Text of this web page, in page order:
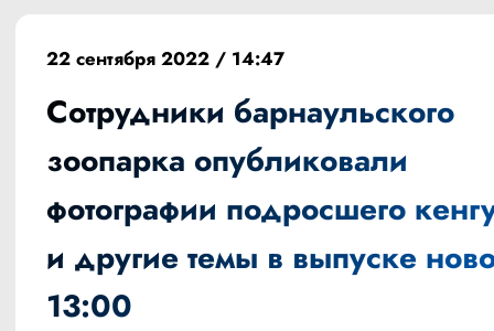
22 сентября 2022 / 14:47
Сотрудники барнаульского
зоопарка опубликовали
фотографии подросшего
и другие темы в выпуске
13:00